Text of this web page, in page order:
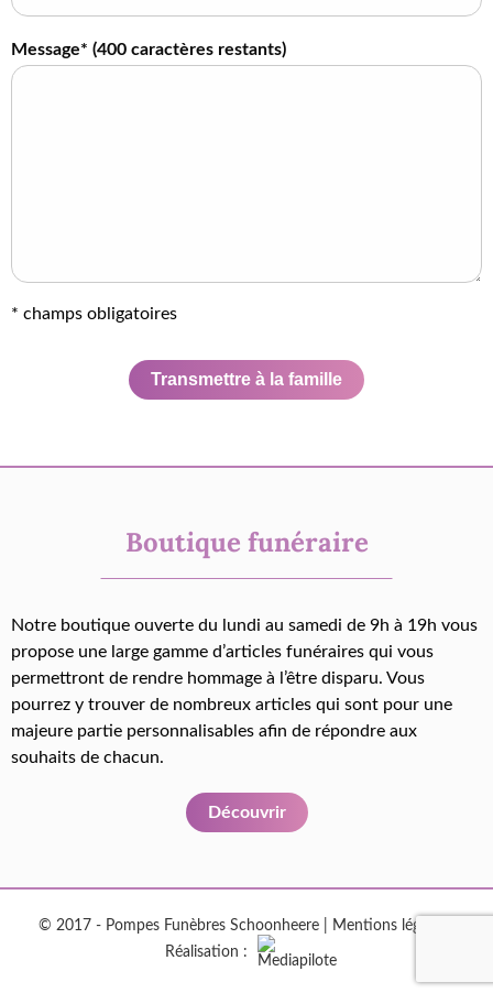
Message* (400 caractères restants)
* champs obligatoires
Transmettre à la famille
Boutique funéraire
Notre boutique ouverte du lundi au samedi de 9h à 19h vous
propose une large gamme d’articles funéraires qui vous
permettront de rendre hommage à l’être disparu. Vous
pourrez y trouver de nombreux articles qui sont pour une
majeure partie personnalisables afin de répondre aux
souhaits de chacun.
Découvrir
© 2017 - Pompes Funèbres Schoonheere | Mentions légales
Réalisation :